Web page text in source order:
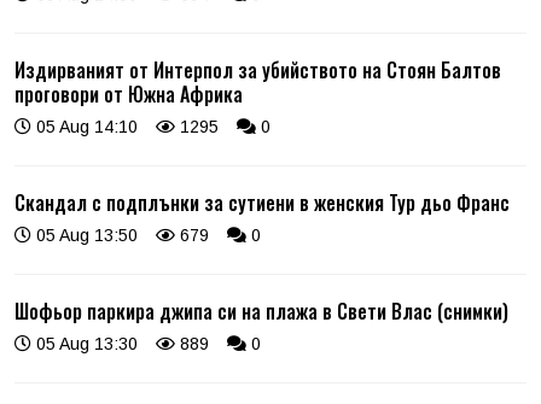
Издирваният от Интерпол за убийството на Стоян Балтов
проговори от Южна Африка
05 Aug 14:10 1295 0
Скандал с подплънки за сутиени в женския Тур дьо Франс
05 Aug 13:50 679 0
Шофьор паркира джипа си на плажа в Свети Влас (снимки)
05 Aug 13:30 889 0